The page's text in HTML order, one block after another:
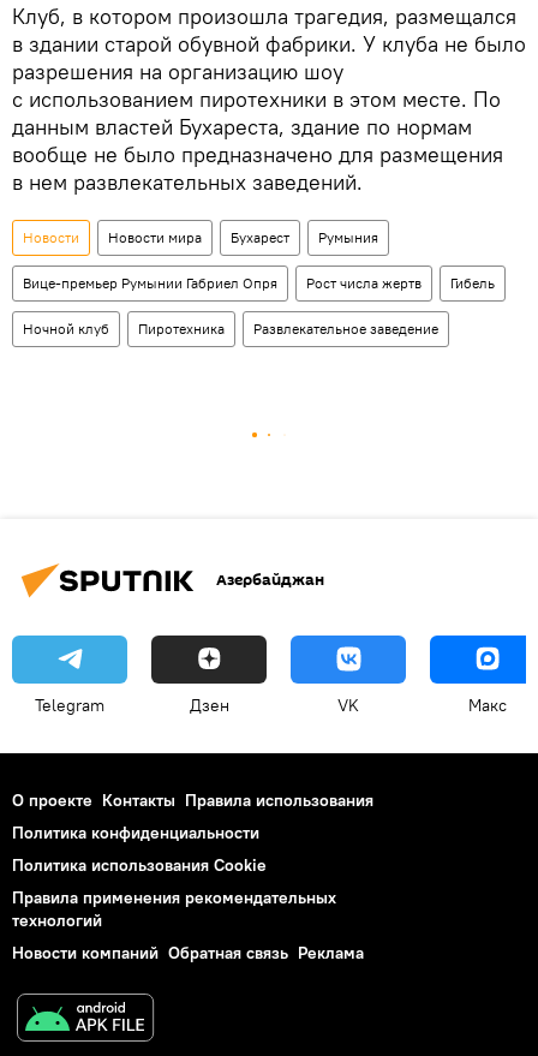
Клуб, в котором произошла трагедия, размещался
в здании старой обувной фабрики. У клуба не было
разрешения на организацию шоу
с использованием пиротехники в этом месте. По
данным властей Бухареста, здание по нормам
вообще не было предназначено для размещения
в нем развлекательных заведений.
Новости Новости мира Бухарест Румыния
Вице-премьер Румынии Габриел Опря Рост числа жертв Гибель
Ночной клуб Пиротехника Развлекательное заведение
Азербайджан
Telegram Дзен VK Макс
О проекте Контакты Правила использования
Политика конфиденциальности
Политика использования Cookie
Правила применения рекомендательных
технологий
Новости компаний Обратная связь Реклама